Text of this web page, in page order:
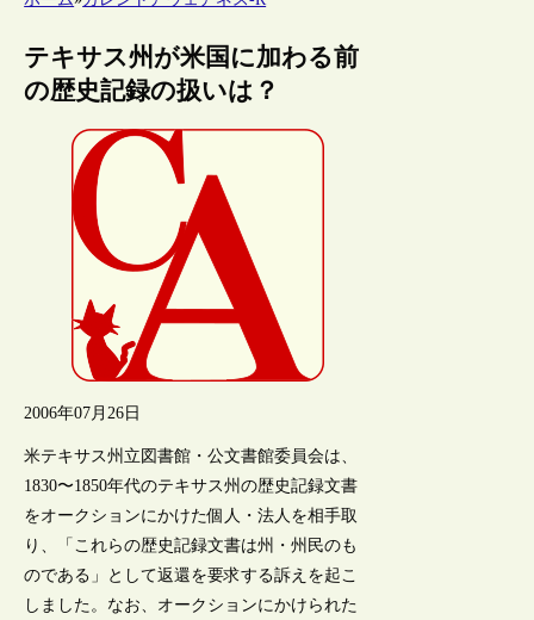
テキサス州が米国に加わる前
の歴史記録の扱いは？
2006年07月26日
米テキサス州立図書館・公文書館委員会は、
1830〜1850年代のテキサス州の歴史記録文書
をオークションにかけた個人・法人を相手取
り、「これらの歴史記録文書は州・州民のも
のである」として返還を要求する訴えを起こ
しました。なお、オークションにかけられた